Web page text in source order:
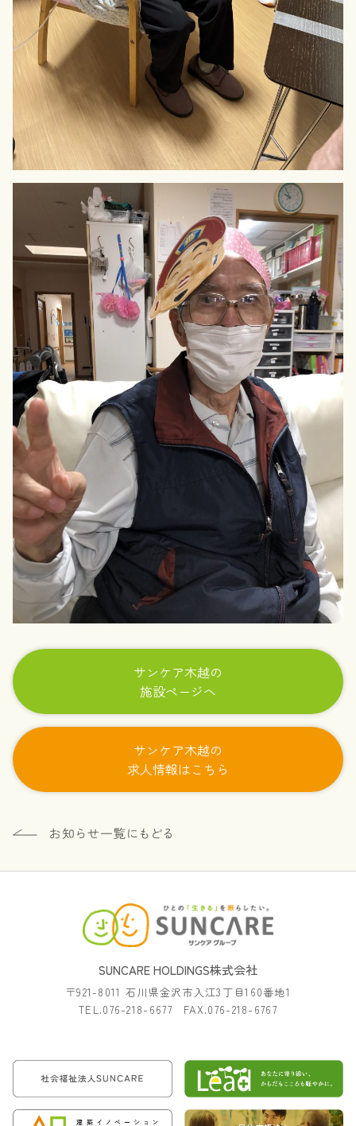
サンケア木越の
施設ページへ
サンケア木越の
求人情報はこちら
SUNCARE HOLDINGS株式会社
〒921-8011 石川県金沢市入江3丁目160番地1
TEL.076-218-6677 FAX.076-218-6767